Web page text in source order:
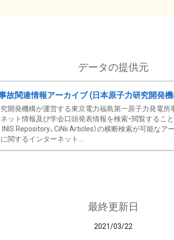
データの提供元
故関連情報アーカイブ (日本原子力研究開発
開発機構が運営する東京電力福島第一原子力発電所
ット情報及び学会口頭発表情報を検索・閲覧すること
INIS Repository、CiNii Articles）の横断検索が可能な
関するインターネット...
最終更新日
2021/03/22